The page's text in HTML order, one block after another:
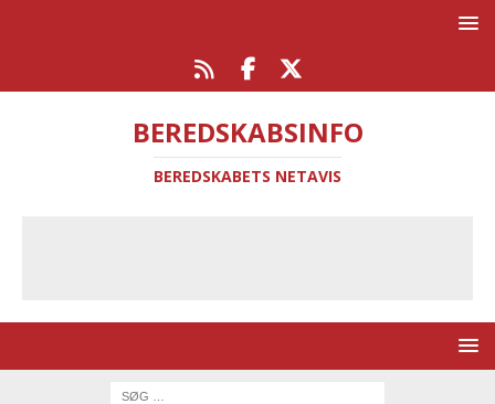
BEREDSKABSINFO
BEREDSKABETS NETAVIS